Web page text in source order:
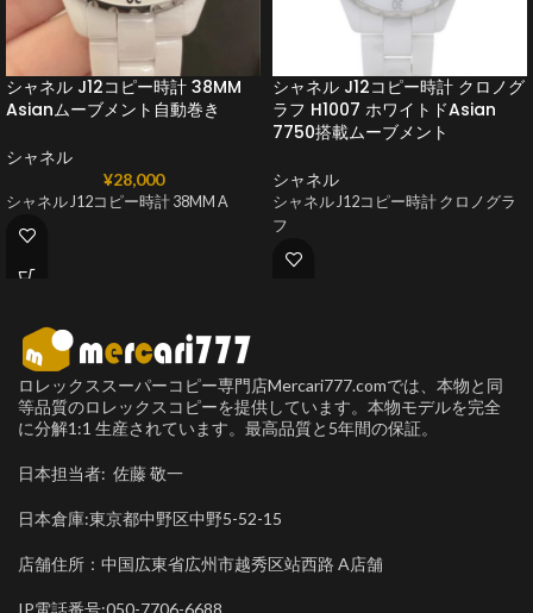
シャネル J12コピー時計 38MM
Asianムーブメント自動巻き
シャネル
¥28,000
シャネル J12コピー時計 38MM A
シャネル J12コピー時計 クロノグ
ラフ H1007 ホワイトドAsian
7750搭載ムーブメント
シャネル
シャネル J12コピー時計 クロノグラ
フ
ロレックススーパーコピー専門店Mercari777.comでは、本物と同
等品質のロレックスコピーを提供しています。本物モデルを完全
に分解1:1 生産されています。最高品質と5年間の保証。
日本担当者: 佐藤 敬一
日本倉庫:東京都中野区中野5-52-15
店舗住所：中国広東省広州市越秀区站西路 A店舗